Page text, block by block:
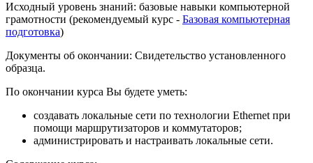
Исходный уровень знаний: базовые навыки компьютерной
грамотности (рекомендуемый курс - Базовая компьютерная
подготовка)
Документы об окончании: Свидетельство установленного
образца.
По окончании курса Вы будете уметь:
создавать локальные сети по технологии Ethernet при
помощи маршрутизаторов и коммутаторов;
администрировать и настраивать локальные сети.